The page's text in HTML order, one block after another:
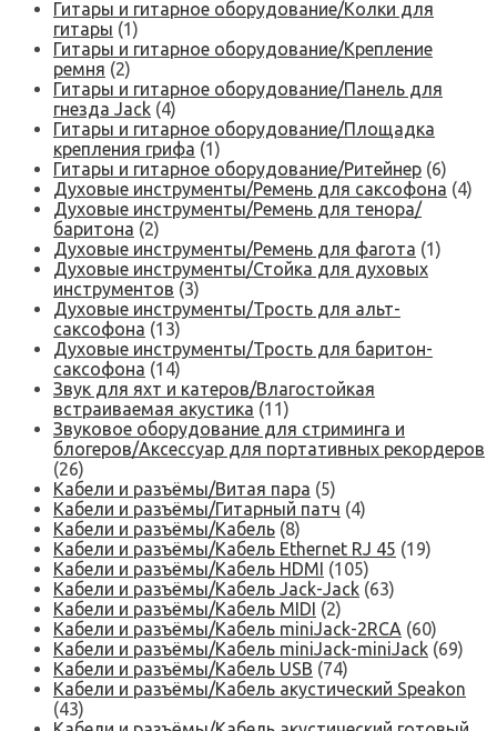
Гитары и гитарное оборудование/Колки для
гитары (1)
Гитары и гитарное оборудование/Крепление
ремня (2)
Гитары и гитарное оборудование/Панель для
гнезда Jack (4)
Гитары и гитарное оборудование/Площадка
крепления грифа (1)
Гитары и гитарное оборудование/Ритейнер (6)
Духовые инструменты/Ремень для саксофона (4)
Духовые инструменты/Ремень для тенора/
баритона (2)
Духовые инструменты/Ремень для фагота (1)
Духовые инструменты/Стойка для духовых
инструментов (3)
Духовые инструменты/Трость для альт-
саксофона (13)
Духовые инструменты/Трость для баритон-
саксофона (14)
Звук для яхт и катеров/Влагостойкая
встраиваемая акустика (11)
Звуковое оборудование для стриминга и
блогеров/Аксессуар для портативных рекордеров
(26)
Кабели и разъёмы/Витая пара (5)
Кабели и разъёмы/Гитарный патч (4)
Кабели и разъёмы/Кабель (8)
Кабели и разъёмы/Кабель Ethernet RJ 45 (19)
Кабели и разъёмы/Кабель HDMI (105)
Кабели и разъёмы/Кабель Jack-Jack (63)
Кабели и разъёмы/Кабель MIDI (2)
Кабели и разъёмы/Кабель miniJack-2RCA (60)
Кабели и разъёмы/Кабель miniJack-miniJack (69)
Кабели и разъёмы/Кабель USB (74)
Кабели и разъёмы/Кабель акустический Speakon
(43)